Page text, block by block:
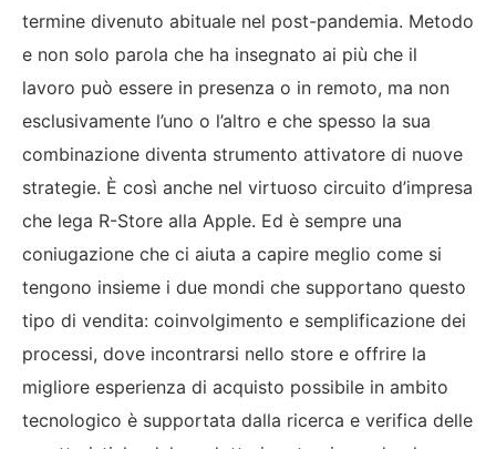
termine divenuto abituale nel post-pandemia. Metodo
e non solo parola che ha insegnato ai più che il
lavoro può essere in presenza o in remoto, ma non
esclusivamente l’uno o l’altro e che spesso la sua
combinazione diventa strumento attivatore di nuove
strategie. È così anche nel virtuoso circuito d’impresa
che lega R-Store alla Apple. Ed è sempre una
coniugazione che ci aiuta a capire meglio come si
tengono insieme i due mondi che supportano questo
tipo di vendita: coinvolgimento e semplificazione dei
processi, dove incontrarsi nello store e offrire la
migliore esperienza di acquisto possibile in ambito
tecnologico è supportata dalla ricerca e verifica delle